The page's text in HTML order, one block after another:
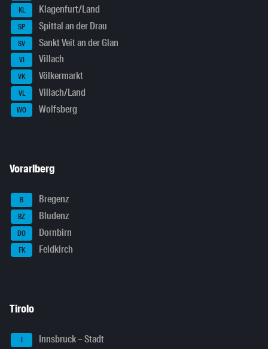
KL Klagenfurt/Land
SP Spittal an der Drau
SV Sankt Veit an der Glan
VI Villach
VK Völkermarkt
VL Villach/Land
WO Wolfsberg
Vorarlberg
B Bregenz
BZ Bludenz
DO Dornbirn
FK Feldkirch
Tirolo
I Innsbruck – Stadt